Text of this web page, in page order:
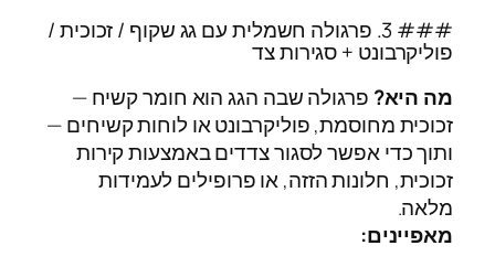
### 3. פרגולה חשמלית עם גג שקוף / זכוכית /
פוליקרבונט + סגירות צד
מה היא? פרגולה שבה הגג הוא חומר קשיח —
זכוכית מחוסמת, פוליקרבונט או לוחות קשיחים —
ותוך כדי אפשר לסגור צדדים באמצעות קירות
זכוכית, חלונות הזזה, או פרופילים לעמידות
מלאה.
מאפיינים: